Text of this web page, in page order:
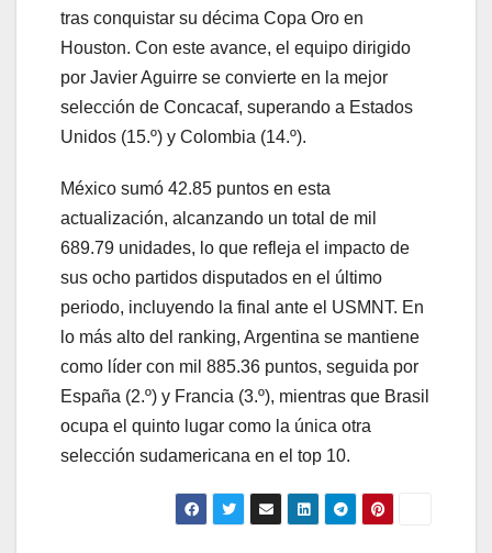
tras conquistar su décima Copa Oro en
Houston. Con este avance, el equipo dirigido
por Javier Aguirre se convierte en la mejor
selección de Concacaf, superando a Estados
Unidos (15.º) y Colombia (14.º).
México sumó 42.85 puntos en esta
actualización, alcanzando un total de mil
689.79 unidades, lo que refleja el impacto de
sus ocho partidos disputados en el último
periodo, incluyendo la final ante el USMNT. En
lo más alto del ranking, Argentina se mantiene
como líder con mil 885.36 puntos, seguida por
España (2.º) y Francia (3.º), mientras que Brasil
ocupa el quinto lugar como la única otra
selección sudamericana en el top 10.